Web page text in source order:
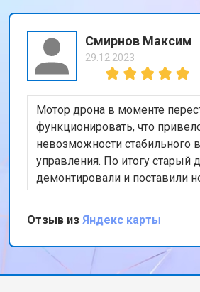
Смирнов Максим
29.12.2023
Мотор дрона в моменте
функционировать, что
невозможности стабильного
управления. По итогу старый
демонтировали и поставили
тестового полета, подписал
коптер, сервисом остался
Отзыв из Яндекс карты